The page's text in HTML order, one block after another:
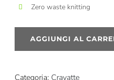
Zero waste knitting
AGGIUNGI AL
Categoria: Cravatte